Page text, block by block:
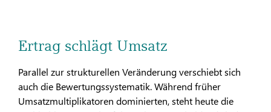
Ertrag schlägt Umsatz
Parallel zur strukturellen Veränderung verschiebt sich
auch die Bewertungssystematik. Während früher
Umsatzmultiplikatoren dominierten, steht heute die